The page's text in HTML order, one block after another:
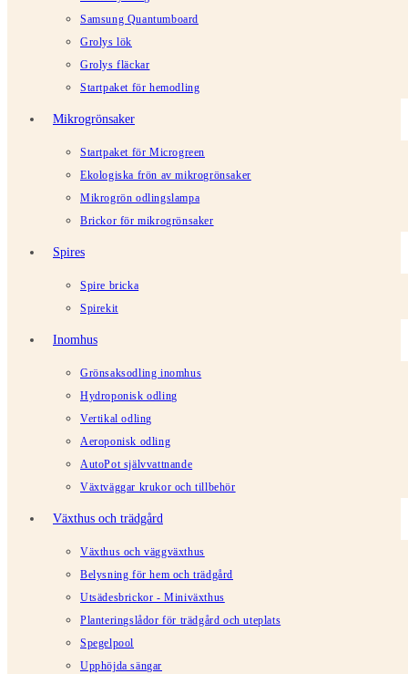
Samsung Quantumboard
Grolys lök
Grolys fläckar
Startpaket för hemodling
Mikrogrönsaker
Startpaket för Microgreen
Ekologiska frön av mikrogrönsaker
Mikrogrön odlingslampa
Brickor för mikrogrönsaker
Spires
Spire bricka
Spirekit
Inomhus
Grönsaksodling inomhus
Hydroponisk odling
Vertikal odling
Aeroponisk odling
AutoPot självvattnande
Växtväggar krukor och tillbehör
Växthus och trädgård
Växthus och väggväxthus
Belysning för hem och trädgård
Utsädesbrickor - Miniväxthus
Planteringslådor för trädgård och uteplats
Spegelpool
Upphöjda sängar